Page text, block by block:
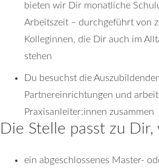
bieten wir Dir monatliche
Arbeitszeit – durchgeführt von
Kolleginnen, die Dir auch im
stehen
Du besuchst die
Partnereinrichtungen und
Praxisanleiter:innen zusammen
Die Stelle passt zu
ein abgeschlossenes Master-